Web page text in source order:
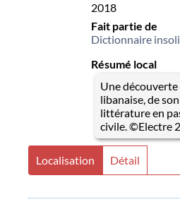
2018
Fait partie de
Dictionnaire
Résumé local
Une
libanaise, de
littérature en
civile. ©Electre
Localisation Détail